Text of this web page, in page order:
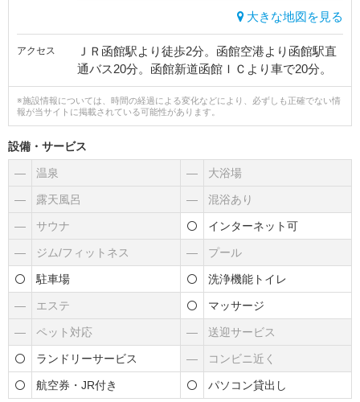
大きな地図を見る
アクセス
ＪＲ函館駅より徒歩2分。函館空港より函館駅直
通バス20分。函館新道函館ＩＣより車で20分。
※施設情報については、時間の経過による変化などにより、必ずしも正確でない情
報が当サイトに掲載されている可能性があります。
設備・サービス
― 温泉 ― 大浴場
― 露天風呂 ― 混浴あり
― サウナ インターネット可
― ジム/フィットネス ― プール
駐車場 洗浄機能トイレ
― エステ マッサージ
― ペット対応 ― 送迎サービス
ランドリーサービス ― コンビニ近く
航空券・JR付き パソコン貸出し